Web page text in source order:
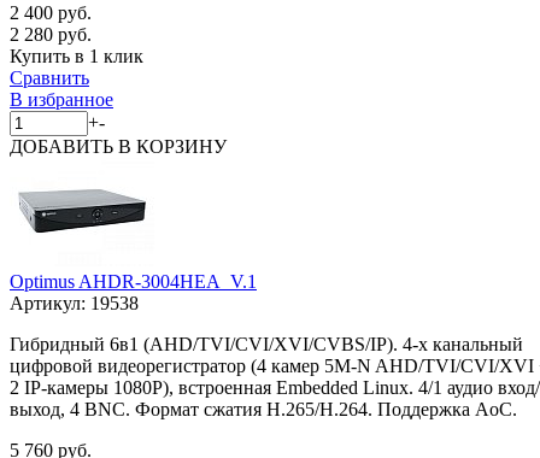
2 400 руб.
2 280 руб.
Купить в 1 клик
Сравнить
В избранное
+-
ДОБАВИТЬ В КОРЗИНУ
Optimus AHDR-3004HEA_V.1
Артикул: 19538
Гибридный 6в1 (AHD/TVI/CVI/XVI/CVBS/IP). 4-х канальный
цифровой видеорегистратор (4 камер 5M-N AHD/TVI/CVI/XVI
2 IP-камеры 1080P), встроенная Embedded Linux. 4/1 аудио вход/
выход, 4 BNC. Формат сжатия H.265/H.264. Поддержка AoC.
5 760 руб.